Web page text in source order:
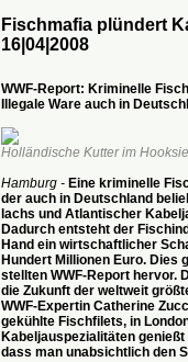
Fischmafia plündert
16|04|2008
WWF-Report: Kriminelle
Illegale Ware auch in
Holländische Kutter im
Hamburg -Eine kriminelle
der auch in Deutschland
lachs und Atlantischer
Dadurch entsteht der
Hand ein wirtschaftlicher
Hundert Millionen Euro. Dies
stellten WWF-Report hervor.
die Zukunft der weltweit
WWF-Expertin Catherine
gekühlte Fischfilets, in
Kabeljauspezialitäten
dass man unabsichtlich den